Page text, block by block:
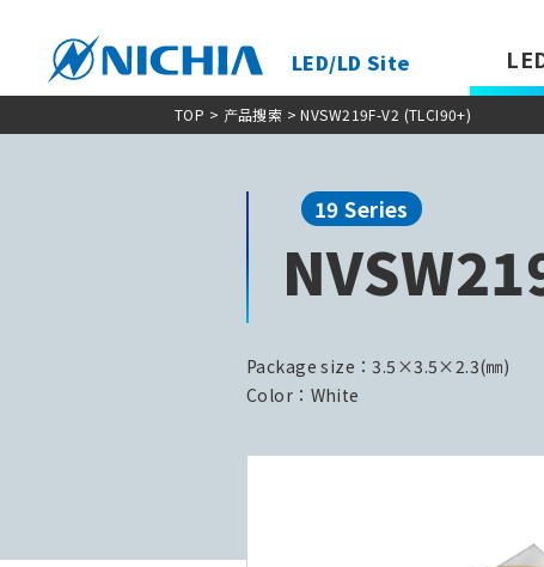
LED/LD Site
TOP > 产品搜索 > NVSW219F-V2 (TLCI90+)
19 Series
Package size：3.5×3.5×2.3(㎜)
Color：White